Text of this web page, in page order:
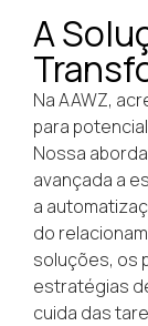
A
Na AAWZ,
para
Nossa
avançada a
a
do
soluções, os
estratégias
cuida das